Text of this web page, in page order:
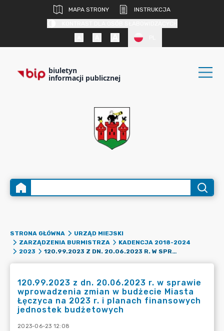
MAPA STRONY
INSTRUKCJA
biuletyn
informacji publicznej
STRONA GŁÓWNA
URZĄD MIEJSKI
ZARZĄDZENIA BURMISTRZA
KADENCJA 2018-2024
2023
120.99.2023 Z DN. 20.06.2023 R. W SPRAWIE WPROWADZENIA ZMIAN W BUDŻECIE MIASTA ŁĘCZYCA NA 2023 R. I PLANACH FINANSOWYCH JEDNOSTEK BUDŻETOWYCH
120.99.2023 z dn. 20.06.2023 r. w sprawie
wprowadzenia zmian w budżecie Miasta
Łęczyca na 2023 r. i planach finansowych
jednostek budżetowych
2023-06-23 12:08